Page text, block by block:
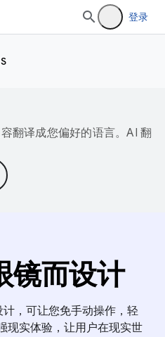
登录
翻译成您偏好的语言。AI 翻
镜而设计
，可让您免手动操作，轻
现实体验，让用户在现实世